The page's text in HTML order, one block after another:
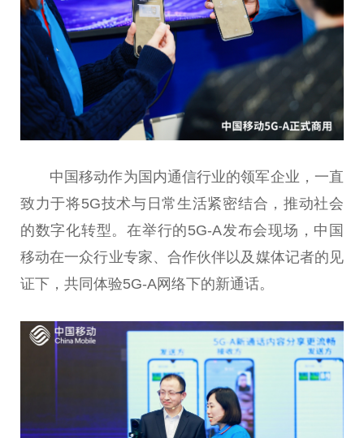
中国移动作为国内通信行业的领军企业，一直
致力于将5G技术与日常生活紧密结合，推动社会
的数字化转型。在举行的5G-A发布会现场，中国
移动在一众行业专家、合作伙伴以及媒体记者的见
证下，共同体验5G-A网络下的新通话。